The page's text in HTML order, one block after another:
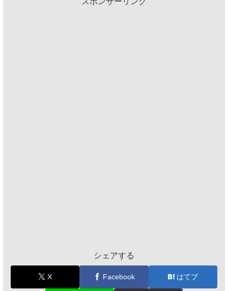
シェアする
X Facebook はてブ